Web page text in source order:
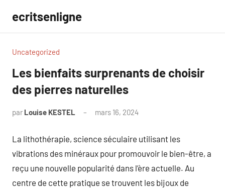
contenu
ecritsenligne
Uncategorized
Les bienfaits surprenants de choisir
des pierres naturelles
par Louise KESTEL mars 16, 2024
La lithothérapie, science séculaire utilisant les
vibrations des minéraux pour promouvoir le bien-être, a
reçu une nouvelle popularité dans l’ère actuelle. Au
centre de cette pratique se trouvent les bijoux de